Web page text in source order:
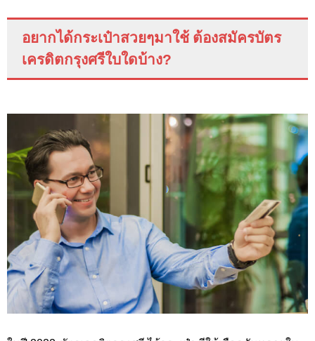
อยากได้กระเป๋าสวยๆมาใช้ ต้องสมัครบัตร
เครดิตกรุงศรีใบใดบ้าง?